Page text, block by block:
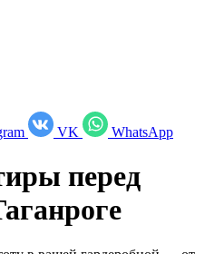
VK WhatsApp
перед